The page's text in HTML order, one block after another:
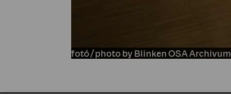
fotó / photo by Blinken OSA Archivum